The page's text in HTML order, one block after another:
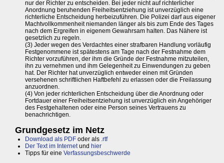
nur der Richter zu entscheiden. Bei jeder nicht auf richterlicher
Anordnung beruhenden Freiheitsentziehung ist unverzüglich eine
richterliche Entscheidung herbeizuführen. Die Polizei darf aus eigener
Machtvollkommenheit niemanden länger als bis zum Ende des Tages
nach dem Ergreifen in eigenem Gewahrsam halten. Das Nähere ist
gesetzlich zu regeln.
(3) Jeder wegen des Verdachtes einer strafbaren Handlung vorläufig
Festgenommene ist spätestens am Tage nach der Festnahme dem
Richter vorzuführen, der ihm die Gründe der Festnahme mitzuteilen,
ihn zu vernehmen und ihm Gelegenheit zu Einwendungen zu geben
hat. Der Richter hat unverzüglich entweder einen mit Gründen
versehenen schriftlichen Haftbefehl zu erlassen oder die Freilassung
anzuordnen.
(4) Von jeder richterlichen Entscheidung über die Anordnung oder
Fortdauer einer Freiheitsentziehung ist unverzüglich ein Angehöriger
des Festgehaltenen oder eine Person seines Vertrauens zu
benachrichtigen.
Grundgesetz im Netz
Download als PDF oder als .rtf
Der Text im Internetund hier
Tipps für eine Verfassungsbeschwerde